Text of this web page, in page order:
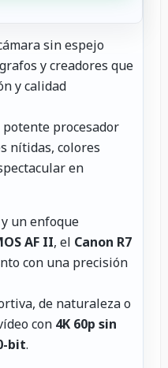
sin espejo
y creadores que
y calidad
potente procesador
nítidas, colores
en
y un enfoque
AF II, el Canon R7
con una precisión
de naturaleza o
con 4K 60p sin
bit.